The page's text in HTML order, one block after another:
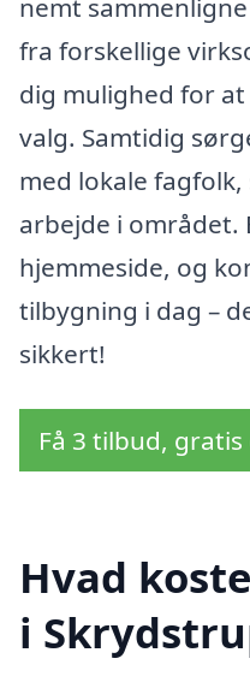
nemt
fra forskellige
dig mulighed for
valg. Samtidig
med lokale
arbejde i området.
hjemmeside, og
tilbygning i dag –
sikkert!
Få 3 tilbud,
Hvad
i